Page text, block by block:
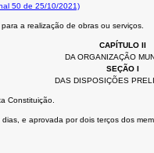
50 de 25/10/2021)
a realização de obras ou serviços.
CAPÍTULO II
DA ORGANIZAÇÃO
SEÇÃO I
DAS DISPOSIÇÕES
Constituição.
e aprovada por dois terços dos